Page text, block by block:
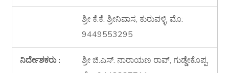
ಶ್ರೀ ಕೆ.ಕೆ. ಶ್ರೀನಿವಾಸ, ಕುರುವಳ್ಳಿ, ಮೊ:
9449553295
ನಿರ್ದೇಶಕರು :
ಶ್ರೀ ಜಿ.ಎಸ್. ನಾರಾಯಣ ರಾವ್, ಗುಡ್ಡೇಕೊಪ್ಪ,